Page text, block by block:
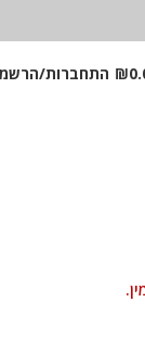
₪ התחברות/